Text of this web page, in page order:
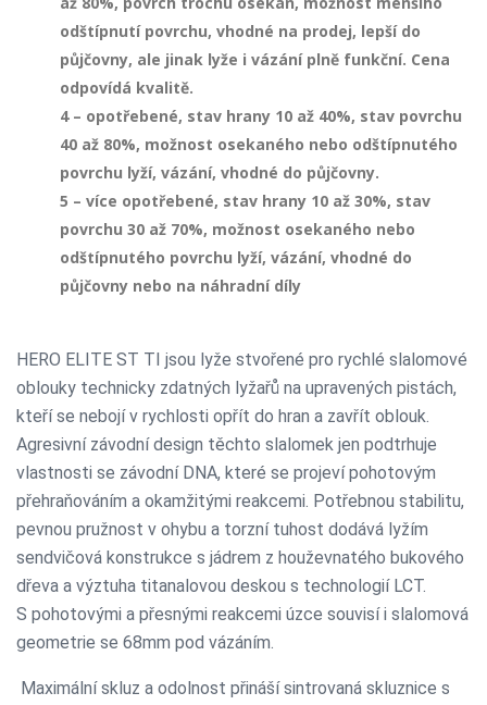
odštípnutí povrchu, vhodné na prodej, lepší do
půjčovny, ale jinak lyže i vázání plně funkční. Cena
odpovídá kvalitě.
4 – opotřebené, stav hrany 10 až 40%, stav povrchu
40 až 80%, možnost osekaného nebo odštípnutého
povrchu lyží, vázání, vhodné do půjčovny.
5 – více opotřebené, stav hrany 10 až 30%, stav
povrchu 30 až 70%, možnost osekaného nebo
odštípnutého povrchu lyží, vázání, vhodné do
půjčovny nebo na náhradní díly
HERO ELITE ST TI jsou lyže stvořené pro rychlé slalomové
oblouky technicky zdatných lyžařů na upravených pistách,
kteří se nebojí v rychlosti opřít do hran a zavřít oblouk.
Agresivní závodní design těchto slalomek jen podtrhuje
vlastnosti se závodní DNA, které se projeví pohotovým
přehraňováním a okamžitými reakcemi. Potřebnou stabilitu,
pevnou pružnost v ohybu a torzní tuhost dodává lyžím
sendvičová konstrukce s jádrem z houževnatého bukového
dřeva a výztuha titanalovou deskou s technologií LCT.
S pohotovými a přesnými reakcemi úzce souvisí i slalomová
geometrie se 68mm pod vázáním.
Maximální skluz a odolnost přináší sintrovaná skluznice s